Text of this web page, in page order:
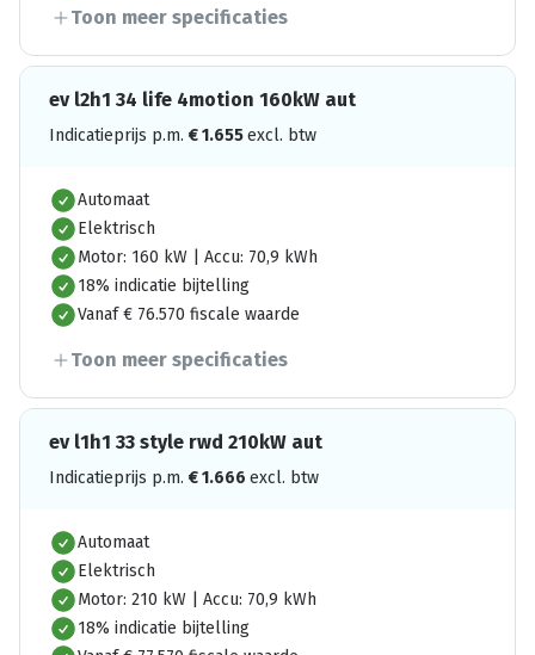
Toon meer specificaties
ev l2h1 34 life 4motion 160kW aut
Indicatieprijs p.m. €1.655excl. btw
Automaat
Elektrisch
Motor: 160 kW | Accu: 70,9 kWh
18% indicatie bijtelling
Vanaf € 76.570 fiscale waarde
Toon meer specificaties
ev l1h1 33 style rwd 210kW aut
Indicatieprijs p.m. €1.666 excl. btw
Automaat
Elektrisch
Motor: 210 kW | Accu: 70,9 kWh
18% indicatie bijtelling